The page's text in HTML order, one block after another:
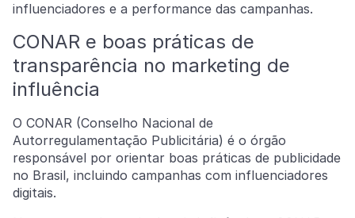
influenciadores e a performance das campanhas.
CONAR e boas práticas de
transparência no marketing de
influência
O CONAR (Conselho Nacional de
Autorregulamentação Publicitária) é o órgão
responsável por orientar boas práticas de publicidade
no Brasil, incluindo campanhas com influenciadores
digitais.